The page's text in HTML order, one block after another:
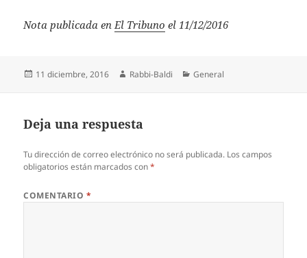
Nota publicada en El Tribuno el 11/12/2016
Publicado
11 diciembre, 2016 Autor
Rabbi-Baldi Categorías
General
Deja una respuesta
Tu dirección de correo electrónico no será publicada. Los campos
obligatorios están marcados con*
COMENTARIO *